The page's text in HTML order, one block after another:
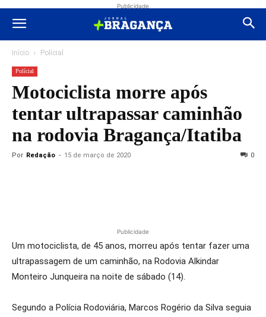
Publicidade
Início Polícial
Polícial
Motociclista morre após
tentar ultrapassar caminhão
na rodovia Bragança/Itatiba
Por Redação - 15 de março de 2020 0
Publicidade
Um motociclista, de 45 anos, morreu após tentar fazer uma
ultrapassagem de um caminhão, na Rodovia Alkindar
Monteiro Junqueira na noite de sábado (14).
Segundo a Polícia Rodoviária, Marcos Rogério da Silva seguia